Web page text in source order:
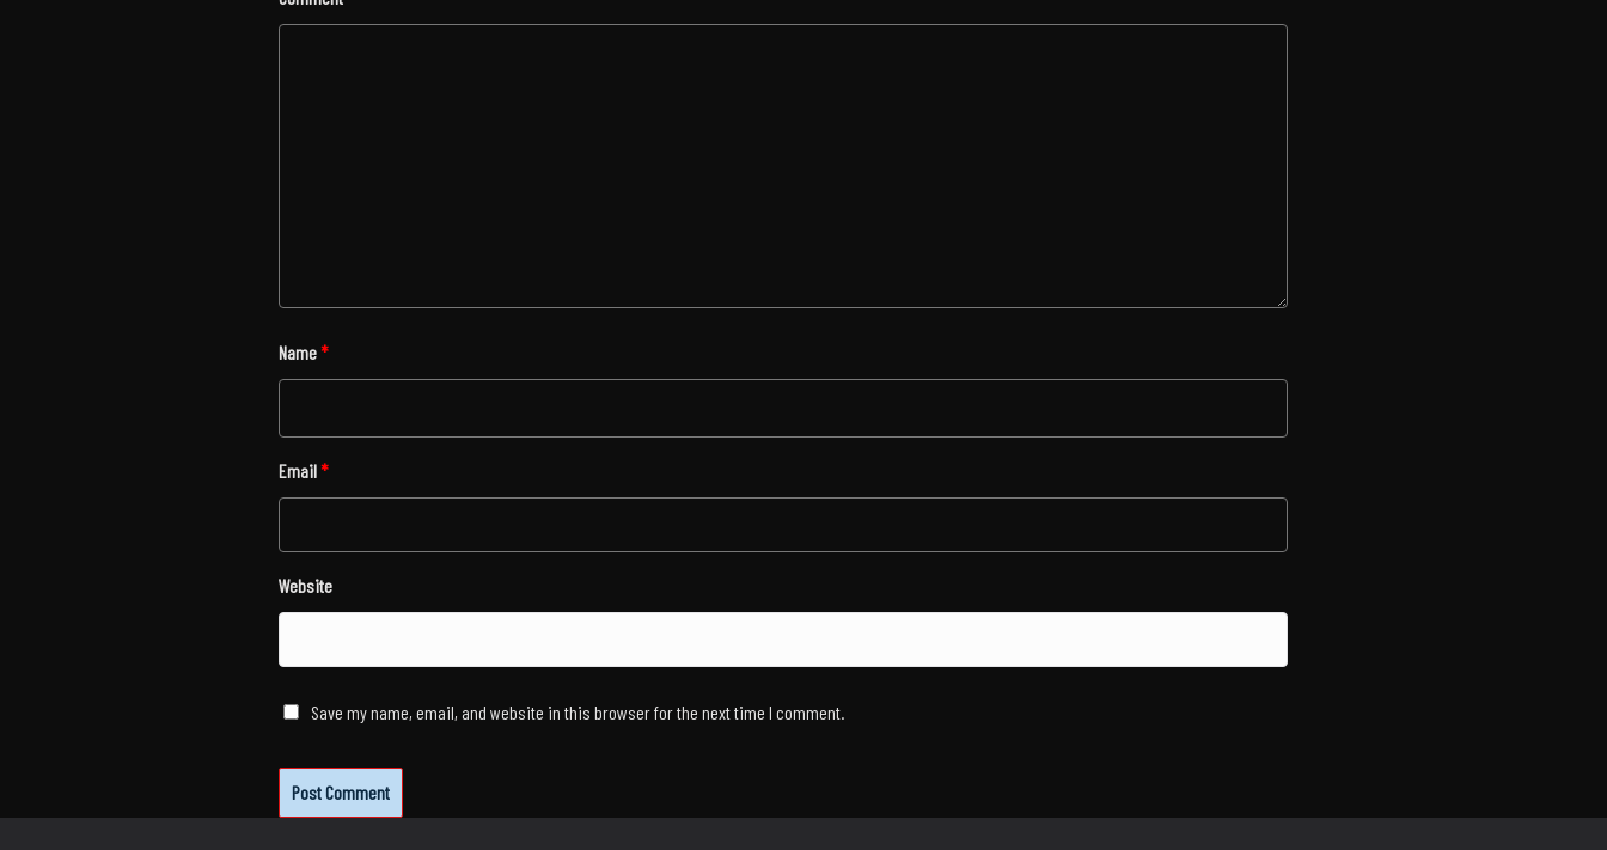
Name*
Email*
Website
Save my name, email, and website in this browser for the next time I comment.